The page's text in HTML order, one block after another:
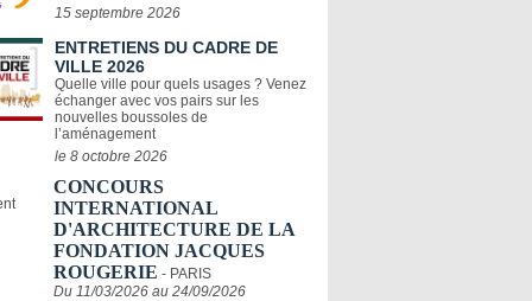
15 septembre 2026
ENTRETIENS DU CADRE DE
VILLE 2026
Quelle ville pour quels usages ? Venez
échanger avec vos pairs sur les
nouvelles boussoles de
l’aménagement
le 8 octobre 2026
CONCOURS
INTERNATIONAL
D'ARCHITECTURE DE LA
FONDATION JACQUES
ROUGERIE - PARIS
Du 11/03/2026 au 24/09/2026